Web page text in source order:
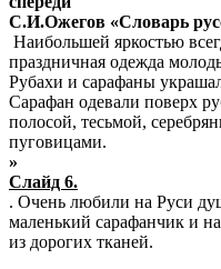
С.И.Ожегов «Словарь
Наибольшей яркостью
праздничная одежда
Рубахи и сарафаны
Сарафан одевали поверх
полосой, тесьмой,
пуговицами.
»
Слайд 6.
. Очень любили на Руси
маленький сарафанчик и
из дорогих тканей.